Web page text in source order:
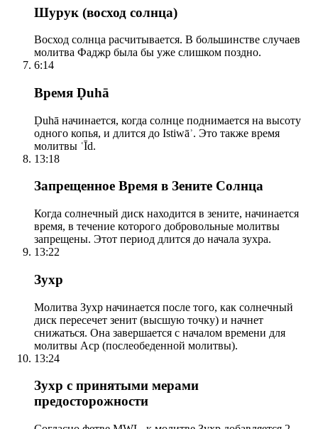
Шурук (восход солнца)
Восход солнца расчитывается. В большинстве случаев
молитва Фаджр была бы уже слишком поздно.
6:14
Время Ḍuhā
Ḍuhā начинается, когда солнце поднимается на высоту
одного копья, и длится до Istiwāʾ. Это также время
молитвы ʿĪd.
13:18
Запрещенное Время в Зените Солнца
Когда солнечный диск находится в зените, начинается
время, в течение которого добровольные молитвы
запрещены. Этот период длится до начала зухра.
13:22
Зухр
Молитва Зухр начинается после того, как солнечный
диск пересечет зенит (высшую точку) и начнет
снижаться. Она завершается с началом времени для
молитвы Аср (послеобеденной молитвы).
13:24
Зухр с принятыми мерами
предосторожности